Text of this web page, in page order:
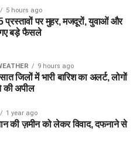
5 hours ago
प्रस्तावों पर मुहर, मजदूरों, युवाओं और
गए बड़े फैसले
9 hours ago
जिलों में भारी बारिश का अलर्ट, लोगों
की अपील
1 year ago
की ज़मीन को लेकर विवाद, दफनाने से